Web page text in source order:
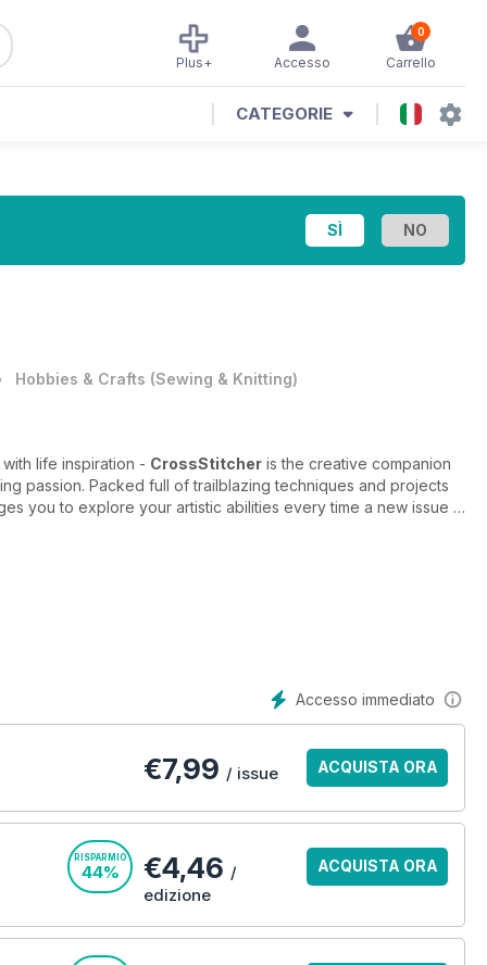
0
Carrello
Accesso
Plus+
CATEGORIE
Hobbies & Crafts (Sewing & Knitting)
life inspiration - CrossStitcher is the creative companion
passion. Packed full of trailblazing techniques and projects
you to explore your artistic abilities every time a new issue is
to the styles that interest you the most, with patterns that are
styling preferences.
magazine subscription is perfect for you and your
Accesso immediato
€7,99 / issue ACQUISTA ORA
RISPARMIO
44% €4,46 /
edizione
ACQUISTA ORA